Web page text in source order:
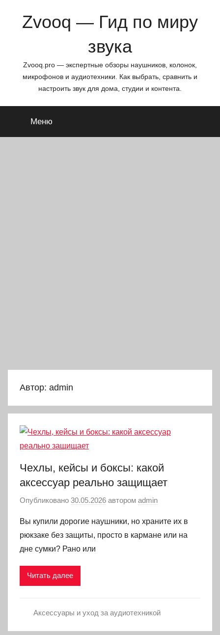
Zvooq — Гид по миру
звука
Zvooq.pro — экспертные обзоры наушников, колонок,
микрофонов и аудиотехники. Как выбрать, сравнить и
настроить звук для дома, студии и контента.
Меню
Автор: admin
Чехлы, кейсы и боксы: какой
аксессуар реально защищает
Опубликовано 30.05.2026 автором admin
Вы купили дорогие наушники, но храните их в
рюкзаке без защиты, просто в кармане или на
дне сумки? Рано или
Читать далее
Аксессуары и уход за аудиотехникой